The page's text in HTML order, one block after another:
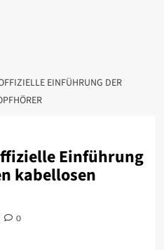
EINFÜHRUNG DER
Einführung
kabellosen
0